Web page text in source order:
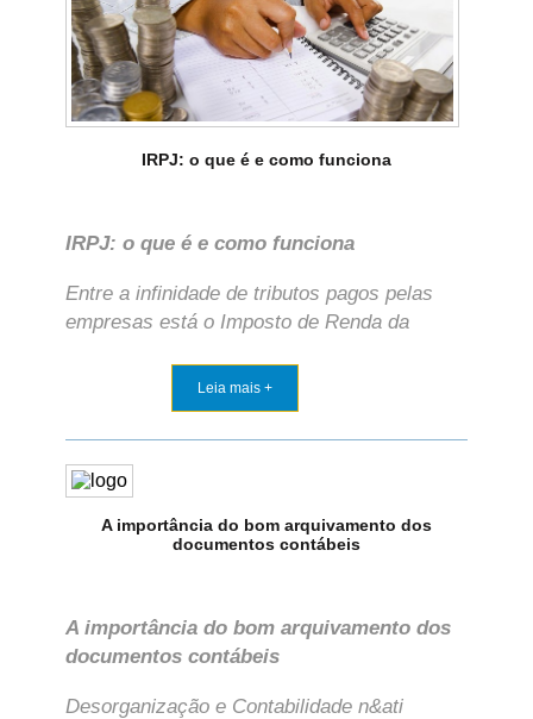
IRPJ: o que é e como funciona
IRPJ: o que é e como funciona
Entre a infinidade de tributos pagos pelas
empresas está o Imposto de Renda da
Leia mais +
A importância do bom arquivamento dos
documentos contábeis
A importância do bom arquivamento dos
documentos contábeis
Desorganização e Contabilidade n&ati